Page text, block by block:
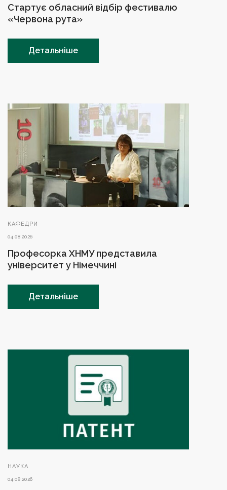
Стартує обласний відбір фестивалю
«Червона рута»
Детальніше
КАФЕДРИ
04.08.2026
Професорка ХНМУ представила
університет у Німеччині
Детальніше
НАУКА
04.08.2026